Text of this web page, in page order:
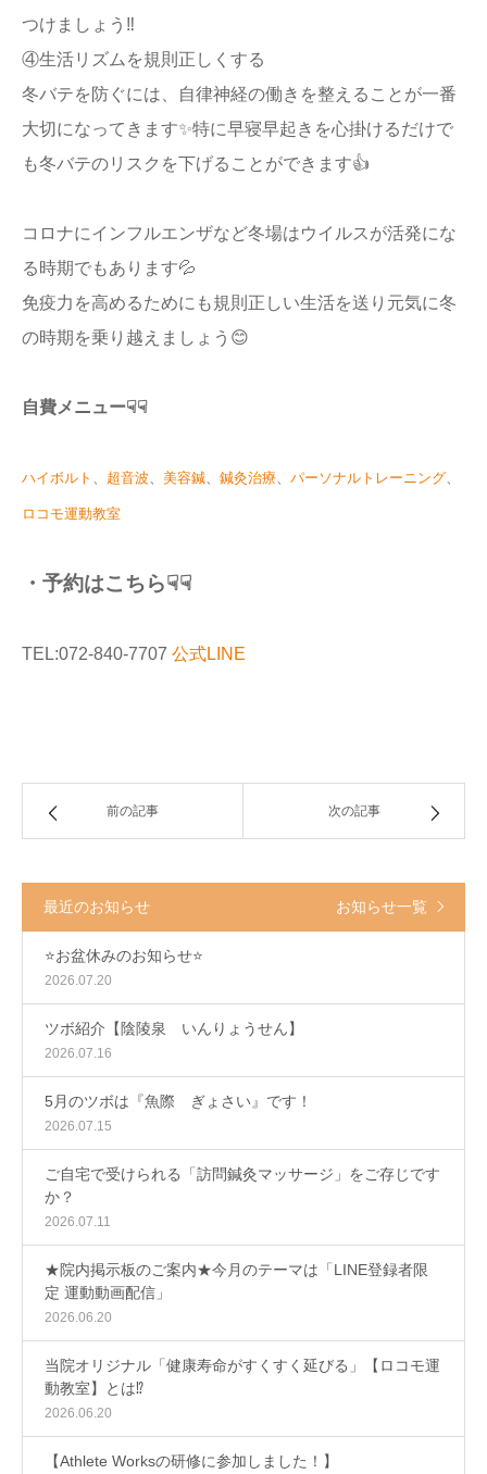
つけましょう‼️
④生活リズムを規則正しくする
冬バテを防ぐには、自律神経の働きを整えることが一番
大切になってきます✨特に早寝早起きを心掛けるだけで
も冬バテのリスクを下げることができます👍
コロナにインフルエンザなど冬場はウイルスが活発にな
る時期でもあります💦
免疫力を高めるためにも規則正しい生活を送り元気に冬
の時期を乗り越えましょう😊
自費メニュー☟☟
ハイボルト 、 超音波、 美容鍼、 鍼灸治療、 パーソナルトレーニング、
ロコモ運動教室
・予約はこちら☟☟
TEL:072-840-7707 公式LINE
前の記事 次の記事
最近のお知らせ お知らせ一覧
⭐️お盆休みのお知らせ⭐️
2026.07.20
ツボ紹介【陰陵泉 いんりょうせん】
2026.07.16
5月のツボは『魚際 ぎょさい』です！
2026.07.15
ご自宅で受けられる「訪問鍼灸マッサージ」をご存じです
か？
2026.07.11
★院内掲示板のご案内★今月のテーマは「LINE登録者限
定 運動動画配信」
2026.06.20
当院オリジナル「健康寿命がすくすく延びる」【ロコモ運
動教室】とは⁉
2026.06.20
【Athlete Worksの研修に参加しました！】